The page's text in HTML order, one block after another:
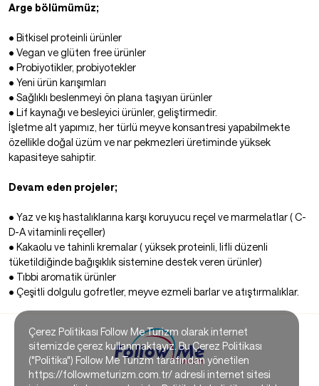
Arge bölümümüz;
• Bitkisel proteinli ürünler
• Vegan ve glüten free ürünler
• Probiyotikler, probiyotekler
• Yeni ürün karışımları
• Sağlıklı beslenmeyi ön plana taşıyan ürünler
• Lif kaynağı ve besleyici ürünler, geliştirmedir.
İşletme alt yapımız, her türlü meyve konsantresi yapabilmekte
özellikle doğal üzüm ve nar pekmezleri üretiminde yüksek
kapasiteye sahiptir.
Devam eden projeler;
• Yaz ve kış hastalıklarına karşı koruyucu reçel ve marmelatlar ( C-
D-A vitaminli reçeller)
• Kakaolu ve tahinli kremalar ( yüksek proteinli, lifli düzenli
tüketildiğinde bağışıklık sistemine destek veren ürünler)
• Tıbbi aromatik ürünler
• Çeşitli dolgulu gofretler, meyve ezmeli barlar ve atıştırmalıklar.
Çerez Politikası Follow Me Turizm olarak internet
sitemizde çerez kullanmaktayız. Bu Çerez Politikası
("Politika") Follow Me Turizm tarafından yönetilen
https://followmeturizm.com.tr/ adresli internet sitesi